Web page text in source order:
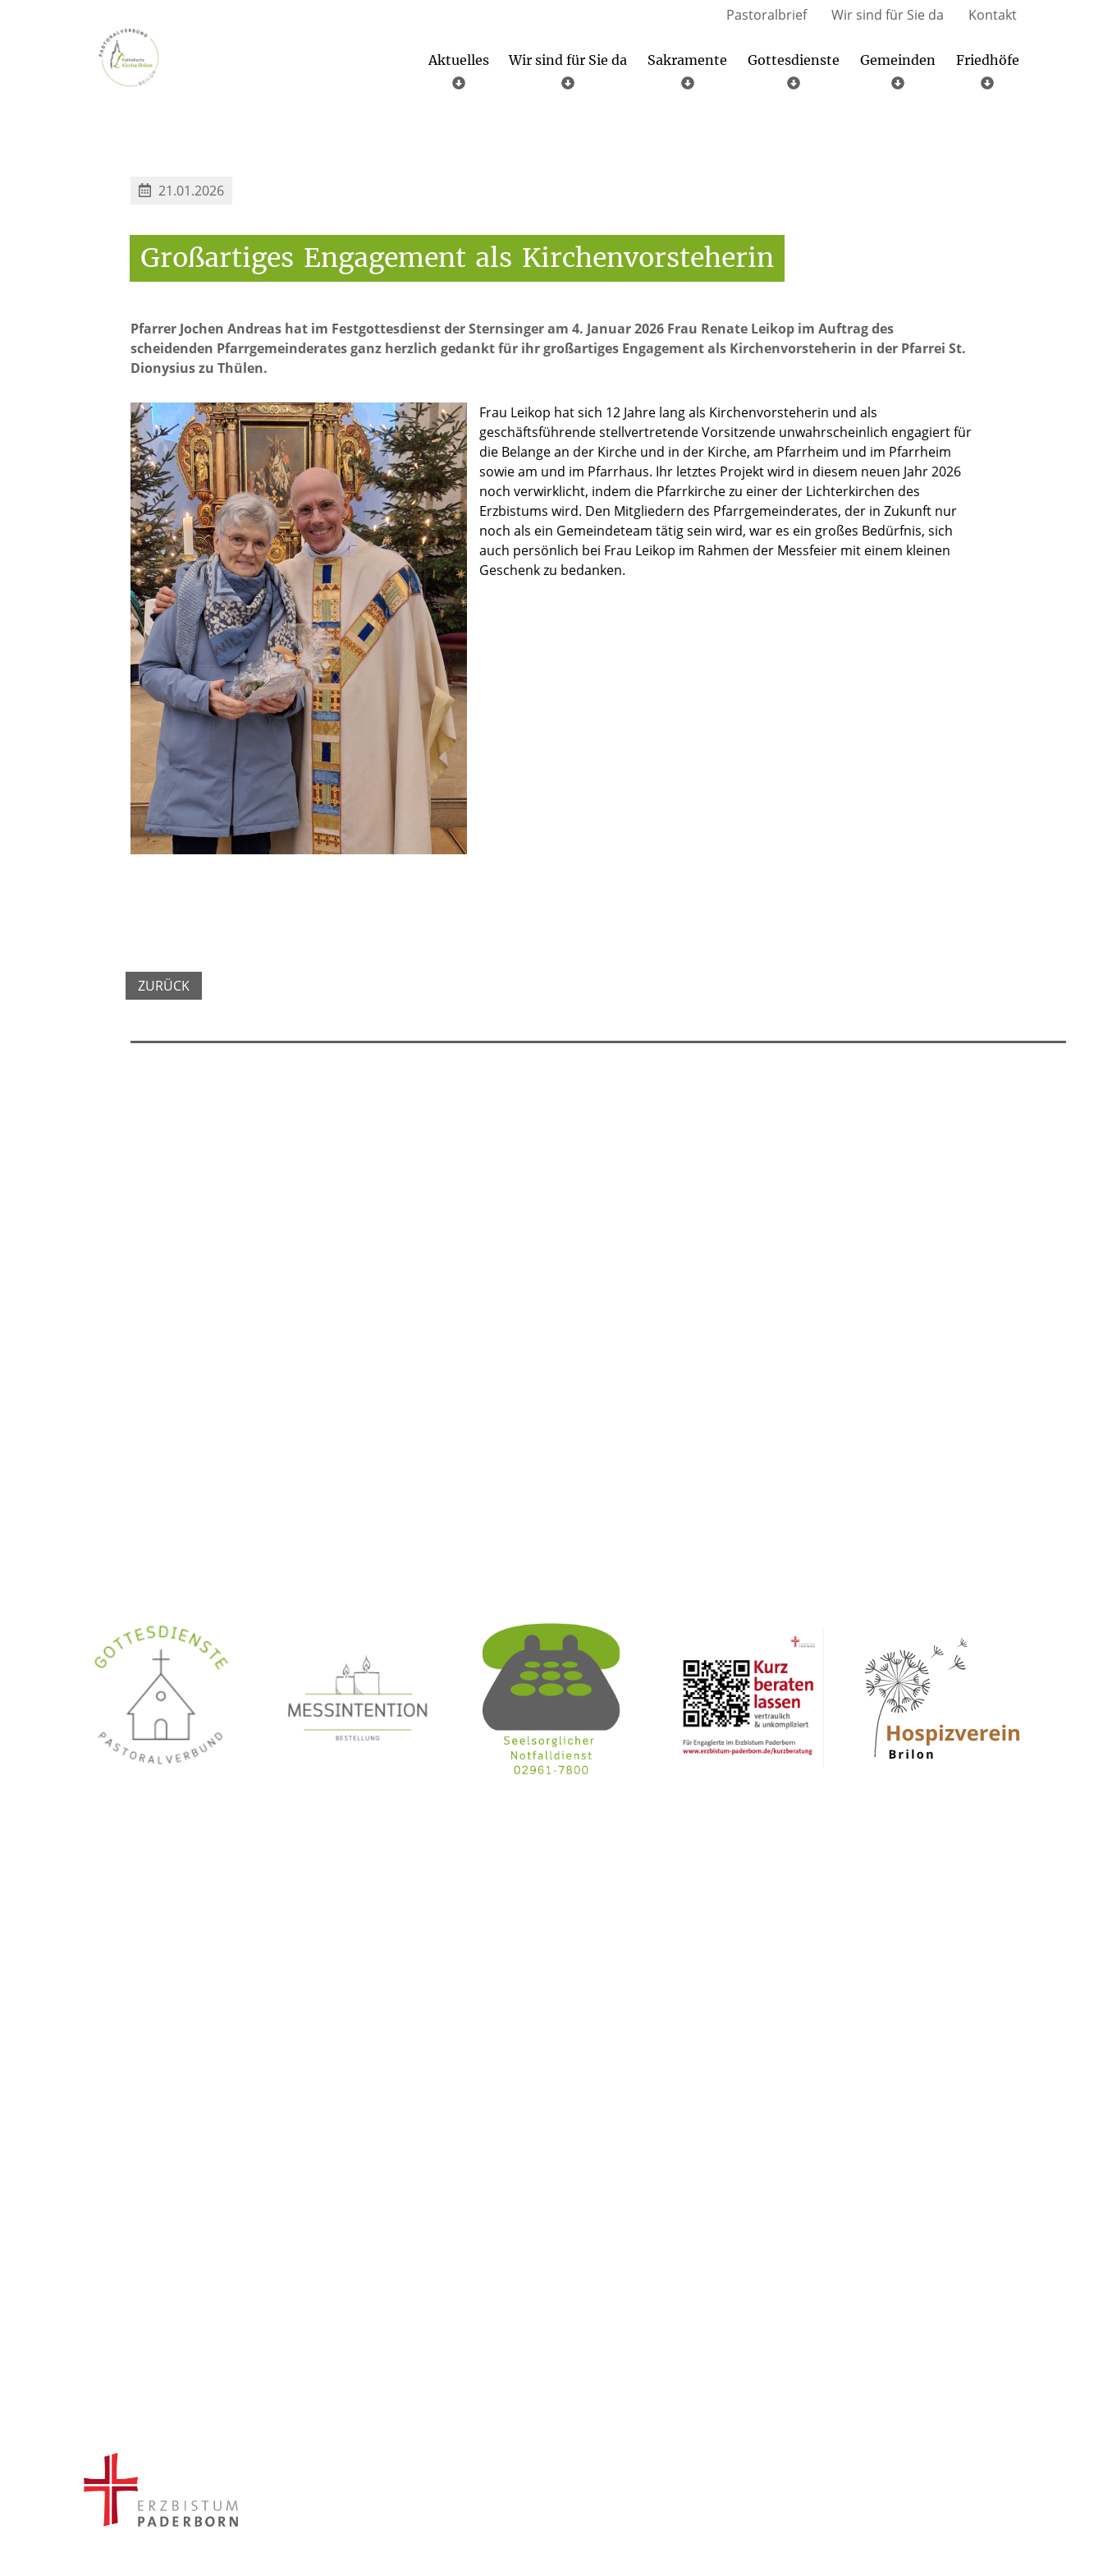
Aktuelles Wir sind für Sie da Sakramente Gottesdienste Gemeinden Friedhöfe
Pastoralbrief Wir sind für Sie da Kontakt
21.01.2026
Großartiges Engagement als Kirchenvorsteherin
Pfarrer Jochen Andreas hat im Festgottesdienst der Sternsinger am 4. Januar 2026 Frau Renate Leikop im Auftrag des
scheidenden Pfarrgemeinderates ganz herzlich gedankt für ihr großartiges Engagement als Kirchenvorsteherin in der Pfarrei St.
Dionysius zu Thülen.
Frau Leikop hat sich 12 Jahre lang als Kirchenvorsteherin und als
geschäftsführende stellvertretende Vorsitzende unwahrscheinlich engagiert für
die Belange an der Kirche und in der Kirche, am Pfarrheim und im Pfarrheim
sowie am und im Pfarrhaus. Ihr letztes Projekt wird in diesem neuen Jahr 2026
noch verwirklicht, indem die Pfarrkirche zu einer der Lichterkirchen des
Erzbistums wird. Den Mitgliedern des Pfarrgemeinderates, der in Zukunft nur
noch als ein Gemeindeteam tätig sein wird, war es ein großes Bedürfnis, sich
auch persönlich bei Frau Leikop im Rahmen der Messfeier mit einem kleinen
Geschenk zu bedanken.
ZURÜCK